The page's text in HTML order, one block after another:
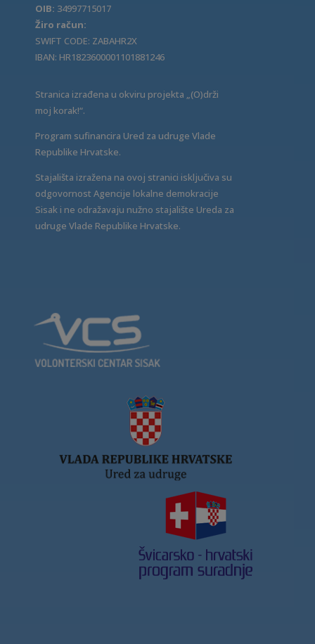
OIB: 34997715017
Žiro račun:
SWIFT CODE: ZABAHR2X
IBAN: HR1823600001101881246
Stranica izrađena u okviru projekta „(O)drži
moj korak!“.
Program sufinancira Ured za udruge Vlade
Republike Hrvatske.
Stajališta izražena na ovoj stranici isključiva su
odgovornost Agencije lokalne demokracije
Sisak i ne odražavaju nužno stajalište Ureda za
udruge Vlade Republike Hrvatske.